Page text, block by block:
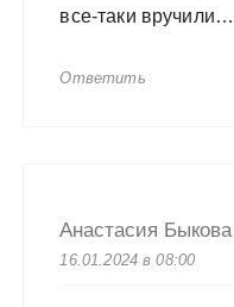
все-таки вручили…
Ответить
Анастасия Быкова
16.01.2024 в 08:00